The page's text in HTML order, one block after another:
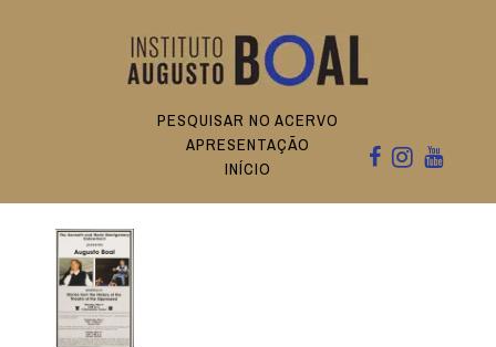
PESQUISAR NO ACERVO
APRESENTAÇÃO
INÍCIO